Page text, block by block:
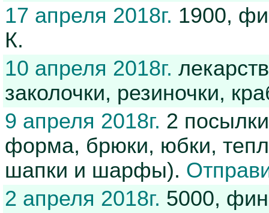
17 апреля 2018г. 1900,
К.
10 апреля 2018г.
заколочки, резиночки,
9 апреля 2018г. 2
форма, брюки, юбки,
шапки и шарфы).
2 апреля 2018г. 5000,